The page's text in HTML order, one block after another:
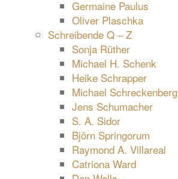
Germaine Paulus
Oliver Plaschka
Schreibende Q – Z
Sonja Rüther
Michael H. Schenk
Heike Schrapper
Michael Schreckenberg
Jens Schumacher
S. A. Sidor
Björn Springorum
Raymond A. Villareal
Catriona Ward